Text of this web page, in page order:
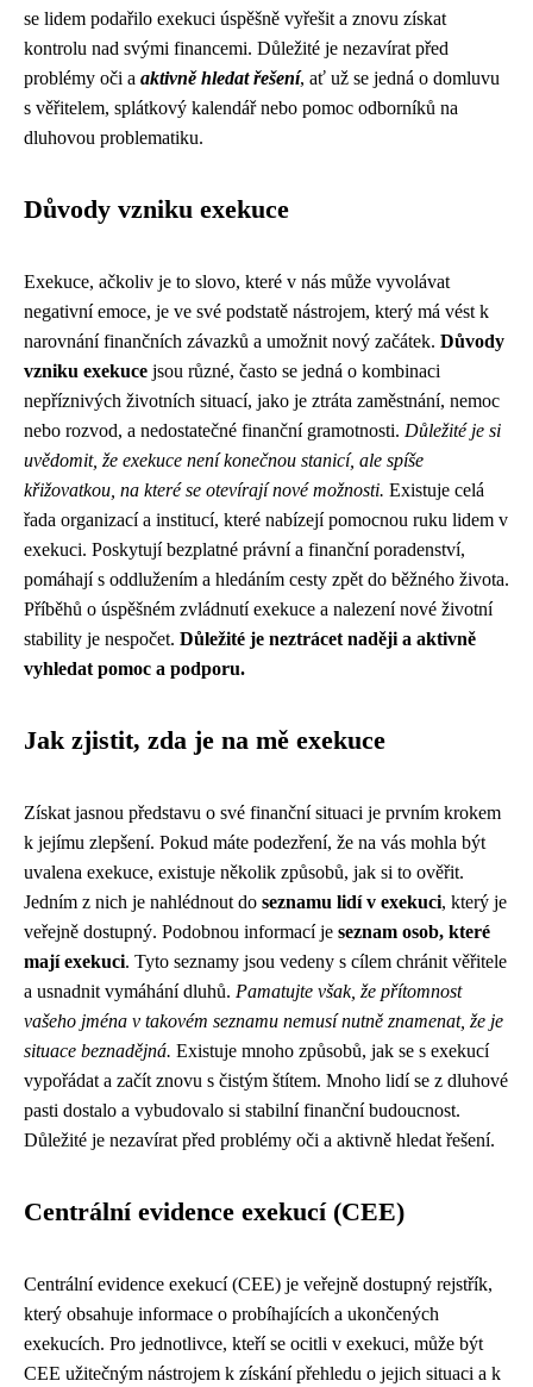
se lidem podařilo exekuci úspěšně vyřešit a znovu získat
kontrolu nad svými financemi. Důležité je nezavírat před
problémy oči a aktivně hledat řešení, ať už se jedná o domluvu
s věřitelem, splátkový kalendář nebo pomoc odborníků na
dluhovou problematiku.
Důvody vzniku exekuce
Exekuce, ačkoliv je to slovo, které v nás může vyvolávat
negativní emoce, je ve své podstatě nástrojem, který má vést k
narovnání finančních závazků a umožnit nový začátek. Důvody
vzniku exekuce jsou různé, často se jedná o kombinaci
nepříznivých životních situací, jako je ztráta zaměstnání, nemoc
nebo rozvod, a nedostatečné finanční gramotnosti. Důležité je si
uvědomit, že exekuce není konečnou stanicí, ale spíše
křižovatkou, na které se otevírají nové možnosti. Existuje celá
řada organizací a institucí, které nabízejí pomocnou ruku lidem v
exekuci. Poskytují bezplatné právní a finanční poradenství,
pomáhají s oddlužením a hledáním cesty zpět do běžného života.
Příběhů o úspěšném zvládnutí exekuce a nalezení nové životní
stability je nespočet. Důležité je neztrácet naději a aktivně
vyhledat pomoc a podporu.
Jak zjistit, zda je na mě exekuce
Získat jasnou představu o své finanční situaci je prvním krokem
k jejímu zlepšení. Pokud máte podezření, že na vás mohla být
uvalena exekuce, existuje několik způsobů, jak si to ověřit.
Jedním z nich je nahlédnout do seznamu lidí v exekuci, který je
veřejně dostupný. Podobnou informací je seznam osob, které
mají exekuci. Tyto seznamy jsou vedeny s cílem chránit věřitele
a usnadnit vymáhání dluhů. Pamatujte však, že přítomnost
vašeho jména v takovém seznamu nemusí nutně znamenat, že je
situace beznadějná. Existuje mnoho způsobů, jak se s exekucí
vypořádat a začít znovu s čistým štítem. Mnoho lidí se z dluhové
pasti dostalo a vybudovalo si stabilní finanční budoucnost.
Důležité je nezavírat před problémy oči a aktivně hledat řešení.
Centrální evidence exekucí (CEE)
Centrální evidence exekucí (CEE) je veřejně dostupný rejstřík,
který obsahuje informace o probíhajících a ukončených
exekucích. Pro jednotlivce, kteří se ocitli v exekuci, může být
CEE užitečným nástrojem k získání přehledu o jejich situaci a k